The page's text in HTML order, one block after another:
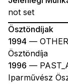
not set
Ösztöndíjak
1994 —
Ösztöndíja
1996 —
Iparművész